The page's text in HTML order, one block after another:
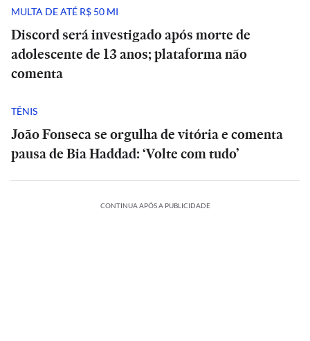
MULTA DE ATÉ R$ 50 MI
Discord será investigado após morte de
adolescente de 13 anos; plataforma não
comenta
TÊNIS
João Fonseca se orgulha de vitória e comenta
pausa de Bia Haddad: ‘Volte com tudo’
CONTINUA APÓS A PUBLICIDADE